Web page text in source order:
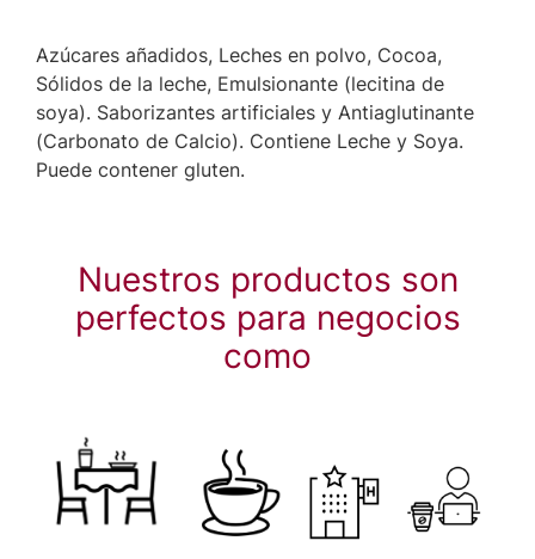
Azúcares añadidos, Leches en polvo, Cocoa,
Sólidos de la leche, Emulsionante (lecitina de
soya). Saborizantes artificiales y Antiaglutinante
(Carbonato de Calcio). Contiene Leche y Soya.
Puede contener gluten.
Nuestros productos son
perfectos para negocios
como